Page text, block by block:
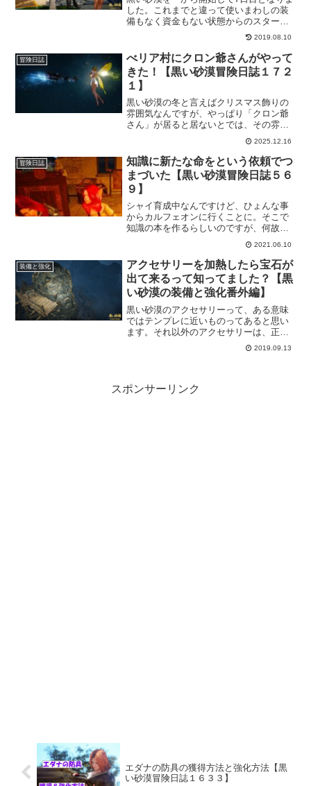
した。これまでと違って使いまわしの装
備もなく資金もない状態からのスタート
を楽しもうと思ってはじめてみたのです
が、今の黒い砂漠は初心者さんにとって
嬉しい報酬がたくさんあって楽しめます
ね。やっぱりいいわこのゲームｗ
2019.08.10
冒険日誌
べリア村にクロン爺さんがやって
きた！【黒い砂漠冒険日誌１７２
１】
黒い砂漠の冬と言えばクリスマス飾りの
雰囲気なんですが、やっぱり「クロン爺
さん」が居ると居ないとでは、その雰囲
気もまた変わります。今年はクロン爺さ
んが来てくれたので、いつもより楽しい
クリスマスの雰囲気になってて嬉しいで
す。
2025.12.16
冒険日誌
知識に新たな命をという依頼でつ
まづいた【黒い砂漠冒険日誌５６
９】
シャイ育成中なんですけど、ひょんな事
からカルフェオンに行くことに。そこで
知識の本を作るらしいのですが、何故か
目的の本が出来ない。なぜだ？調べてみ
ると、新しく本を作る事はなく以前に作
ったものを持って行けばいいという事で
した。前にクリアしててよかった。
2021.06.10
装備と強化
アクセサリーを加熱したら宝石が
出て来るって知ってました？【黒
い砂漠の装備と強化番外編】
黒い砂漠のアクセサリーって、ある意味
ではテンプレに近いものってあると思い
ます。それ以外のアクセサリーは、正直
換金しませんか？でも、ここであえて加
熱してみるというのはどうでしょう。
2019.09.13
スポンサーリンク
エダナの防具の獲得方法と強化方法【黒
い砂漠冒険日誌１６３３】